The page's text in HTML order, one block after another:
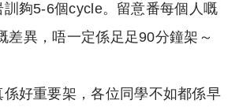
夠5-6個cycle。留意番每個人嘅
差異，唔一定係足足90分鐘架～
係好重要架，各位同學不如都係早